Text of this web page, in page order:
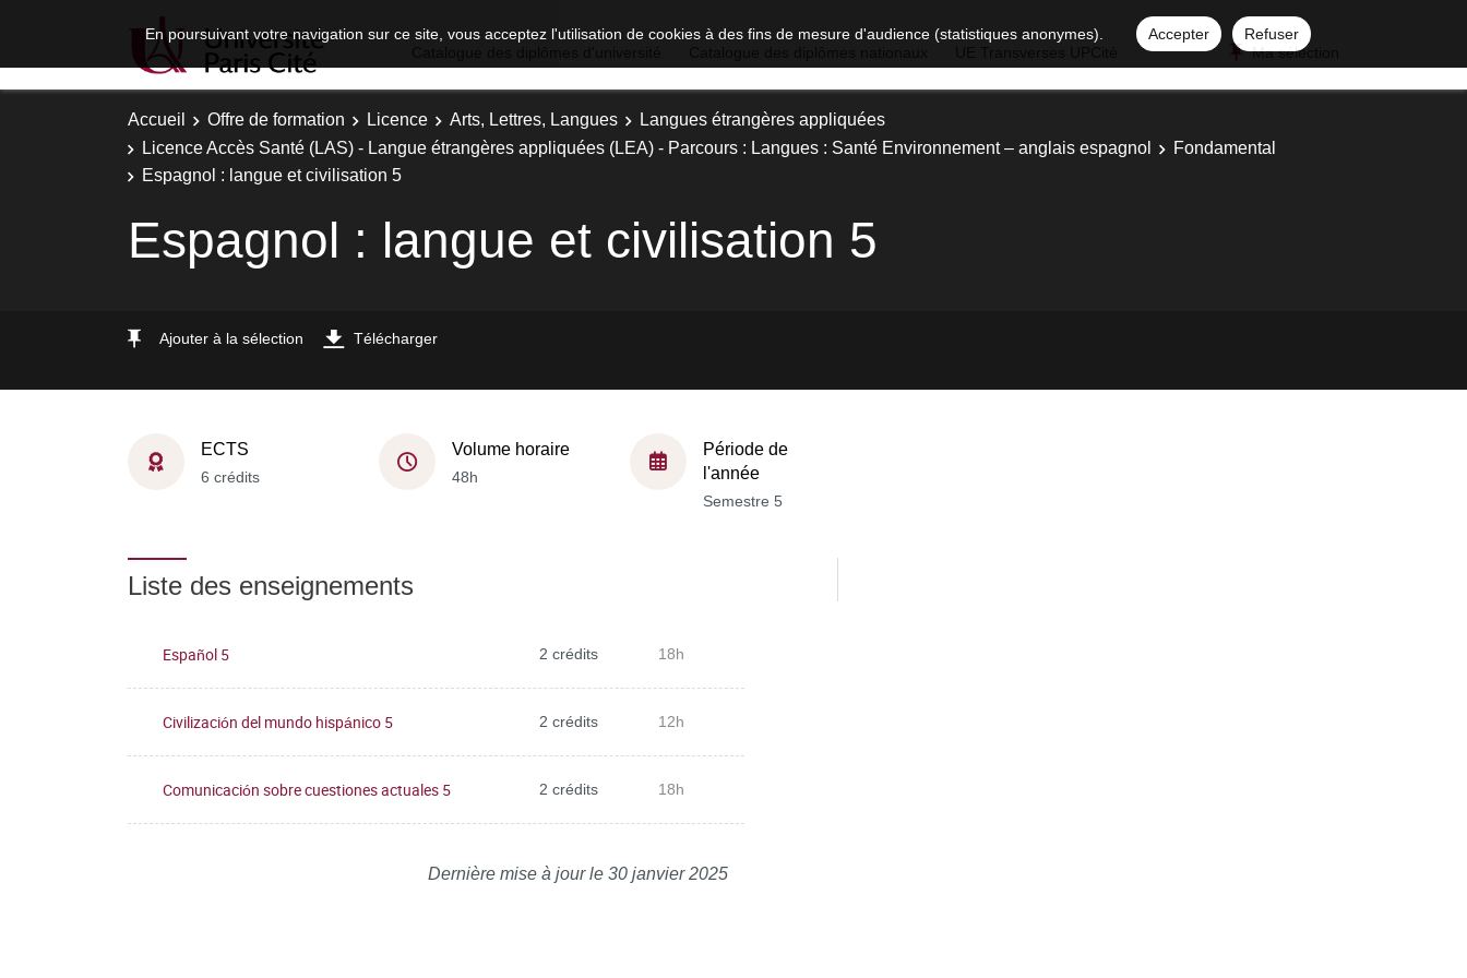
En poursuivant votre navigation sur ce site, vous acceptez l'utilisation de cookies à des fins de mesure d'audience (statistiques anonymes). Accepter
Refuser
Ma sélection
Accueil Offre de formation Licence Arts, Lettres, Langues
Langues étrangères appliquées
Licence Accès Santé (LAS) - Langue étrangères appliquées (LEA) - Parcours : Langues : Santé Environnement – anglais espagnol
Fondamental
Espagnol : langue et civilisation 5
Espagnol : langue et civilisation 5
Ajouter à la sélection Télécharger
ECTS
6 crédits
Volume horaire
48h
Période de
l'année
Semestre 5
Liste des enseignements
Español 5 2 crédits 18h
Civilización del mundo hispánico 5 2 crédits 12h
Comunicación sobre cuestiones actuales 5 2 crédits 18h
Dernière mise à jour le 30 janvier 2025